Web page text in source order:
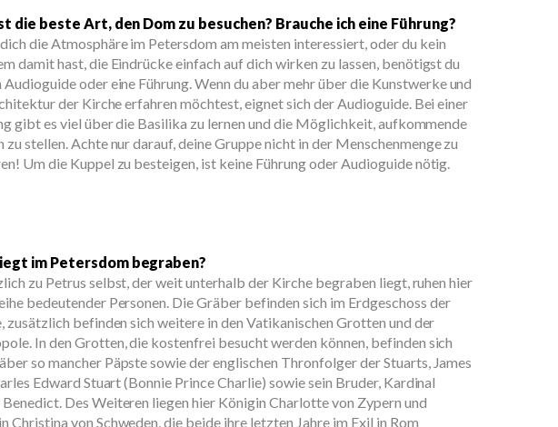
die beste Art, den Dom zu besuchen? Brauche ich eine Führung?
die Atmosphäre im Petersdom am meisten interessiert, oder du kein
damit hast, die Eindrücke einfach auf dich wirken zu lassen, benötigst du
Audioguide oder eine Führung. Wenn du aber mehr über die Kunstwerke und
der Kirche erfahren möchtest, eignet sich der Audioguide. Bei einer
gibt es viel über die Basilika zu lernen und die Möglichkeit, aufkommende
zu stellen. Achte nur darauf, deine Gruppe nicht in der Menschenmenge zu
Um die Kuppel zu besteigen, ist keine Führung oder Audioguide nötig.
im Petersdom begraben?
zu Petrus selbst, der weit unterhalb der Kirche begraben liegt, ruhen hier
bedeutender Personen. Die Gräber befinden sich im Erdgeschoss der
zusätzlich befinden sich weitere in den Vatikanischen Grotten und der
In den Grotten, die kostenfrei besucht werden können, befinden sich
so mancher Päpste sowie der englischen Thronfolger der Stuarts, James
Edward Stuart (Bonnie Prince Charlie) sowie sein Bruder, Kardinal
Des Weiteren liegen hier Königin Charlotte von Zypern und
Christina von Schweden, die beide ihre letzten Jahre im Exil in Rom